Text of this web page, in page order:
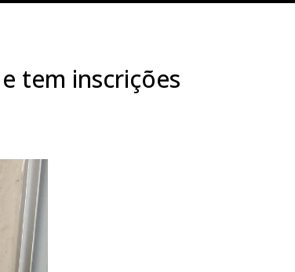
tem inscrições